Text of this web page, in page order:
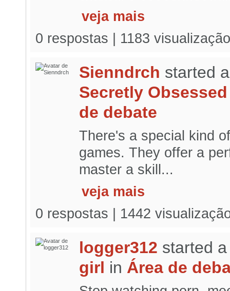
veja mais
0 respostas | 1183
Sienndrch started
Secretly
de debate
There's a special kind
games. They offer a
master a skill...
veja mais
0 respostas | 1442
logger312 started
girl in Área de